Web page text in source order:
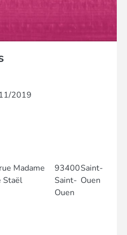
2019
Madame
Staël
93400
Saint-
Ouen
Saint-
Ouen